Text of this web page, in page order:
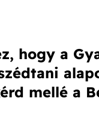
hogy a
mellé a